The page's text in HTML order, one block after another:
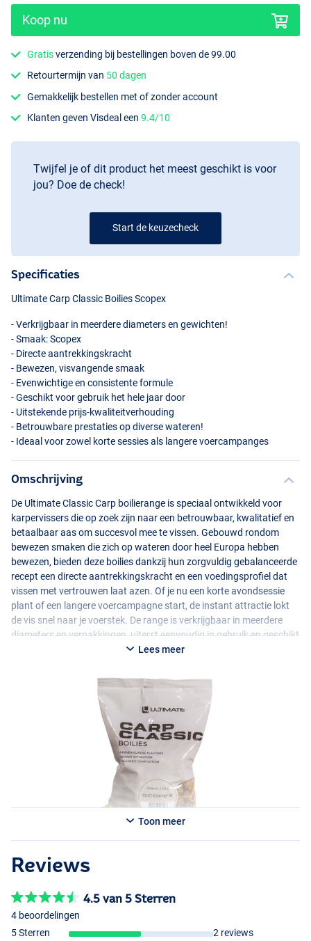
Koop nu
Gratisverzending bij bestellingen boven de 99.00
Retourtermijn van 50 dagen
Gemakkelijk bestellen met of zonder account
Klanten geven Visdeal een9.4/10
Twijfel je of dit product het meest geschikt is voor
jou? Doe de check!
Start de keuzecheck
Specificaties
Ultimate Carp Classic Boilies Scopex
- Verkrijgbaar in meerdere diameters en gewichten!
- Smaak: Scopex
- Directe aantrekkingskracht
- Bewezen, visvangende smaak
- Evenwichtige en consistente formule
- Geschikt voor gebruik het hele jaar door
- Uitstekende prijs-kwaliteitverhouding
- Betrouwbare prestaties op diverse wateren!
- Ideaal voor zowel korte sessies als langere voercampanges
Omschrijving
De Ultimate Classic Carp boilierange is speciaal ontwikkeld voor
karpervissers die op zoek zijn naar een betrouwbaar, kwalitatief en
betaalbaar aas om succesvol mee te vissen. Gebouwd rondom
bewezen smaken die zich op wateren door heel Europa hebben
bewezen, bieden deze boilies dankzij hun zorgvuldig gebalanceerde
recept een directe aantrekkingskracht en een voedingsprofiel dat
vissen met vertrouwen laat azen. Of je nu een korte avondsessie
plant of een langere voercampagne start, de instant attractie lokt
de vis snel naar je voerstek. De range is verkrijgbaar in meerdere
diameters en verpakkingen, uiterst eenvoudig in gebruik en geschikt
voor elk niveau visser. Kortom, met de Classic Carp boilies kies je
voor een scherpe prijs!
De Ultimate Carp Classic boilies zijn verkrijgbaar in de volgende
- Monstercrab
Lees meer
Toon meer
Reviews
4.5 van 5 Sterren
4 beoordelingen
5 Sterren
2 reviews